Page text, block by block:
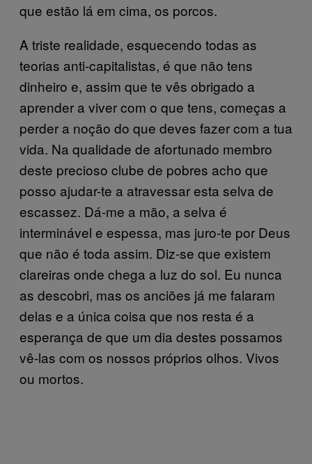
que estão lá em cima, os porcos.
A triste realidade, esquecendo todas as
teorias anti-capitalistas, é que não tens
dinheiro e, assim que te vês obrigado a
aprender a viver com o que tens, começas a
perder a noção do que deves fazer com a tua
vida. Na qualidade de afortunado membro
deste precioso clube de pobres acho que
posso ajudar-te a atravessar esta selva de
escassez. Dá-me a mão, a selva é
interminável e espessa, mas juro-te por Deus
que não é toda assim. Diz-se que existem
clareiras onde chega a luz do sol. Eu nunca
as descobri, mas os anciões já me falaram
delas e a única coisa que nos resta é a
esperança de que um dia destes possamos
vê-las com os nossos próprios olhos. Vivos
ou mortos.